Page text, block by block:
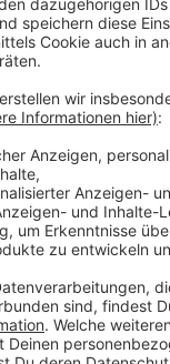
Mülheim an
Kreis, Rheinisch-
Kreis Siegen-
Unna und Stadt
Sonntagnachmittag
und die Kreise
Ort-Unterricht
weiter aus. Bielefeld
in den
kommen,
zum Zug.